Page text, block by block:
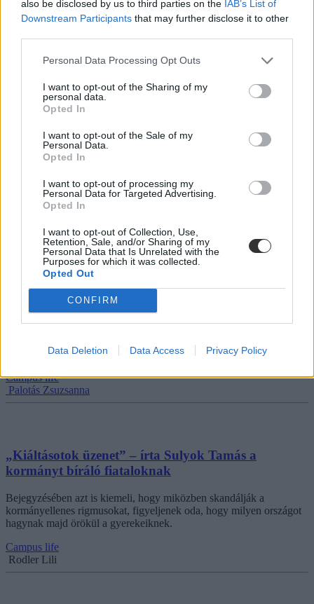
also be disclosed by us to third parties on the IAB’s List of
Downstream Participants that may further disclose it to other
Personal Data Processing Opt Outs
I want to opt-out of the Sharing of my
personal data.
Opted In
I want to opt-out of the Sale of my
Personal Data.
Opted In
I want to opt-out of processing my
Personal Data for Targeted Advertising.
Opted In
I want to opt-out of Collection, Use,
Retention, Sale, and/or Sharing of my
Personal Data that Is Unrelated with the
Purposes for which it was collected.
Opted Out
CONFIRM
Data Deletion Data Access Privacy Policy
lehetne bevonni a fiatalokat a politikába. Szerinte nincs ok az
aggodalomra, mert ha ezek a fiatalok majd családot alapítanak,
minden megváltozik a fejükben.
Fuchs Viktória
Kiderült, mennyit költenek a 30 év alattiak
karácsonyi ajándékra
Campus life
Kurucz-Gáspár Tünde
"A fesztiválokon mocskos fideszező fiatalok nem
feltétlenül reprezentálják egész generációjukat"
Tényleg elveszítette a fiatalokat a Fidesz? Ifjúságkutatók és
tapasztalnak.
Campus life
Palotás Zsuzsanna
„Kiáltásotok üzenet” – írta Sulyok Tamás a
kormányt bíráló fiataloknak
Bejegyzésében azt is kiemeli, hogy miközben skandálják a
kormányellenes rigmusokat, figyeljenek oda, hogy milyen országot
hagynak majd örökül a gyerekeiknek.
Campus life
Rodler Lili